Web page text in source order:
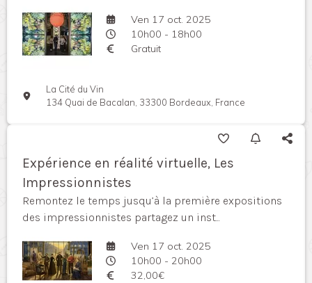
Ven 17 oct. 2025
10h00 - 18h00
Gratuit
La Cité du Vin
134 Quai de Bacalan, 33300 Bordeaux, France
Expérience en réalité virtuelle, Les
Impressionnistes
Remontez le temps jusqu’à la première expositions
des impressionnistes partagez un inst...
Ven 17 oct. 2025
10h00 - 20h00
32,00€